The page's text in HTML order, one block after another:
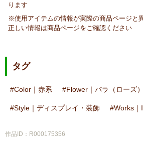
ります
※使用アイテムの情報が実際の商品ページと
正しい情報は商品ページをご確認ください
タグ
Color｜赤系 Flower｜バラ（ローズ）
Style｜ディスプレイ・装飾 Works｜
作品ID：R000175356